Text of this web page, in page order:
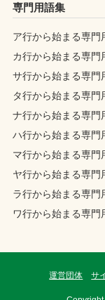
専門用語集
ア行から始まる専門
カ行から始まる専門
サ行から始まる専門
タ行から始まる専門
ナ行から始まる専門
ハ行から始まる専門
マ行から始まる専門
ヤ行から始まる専門
ラ行から始まる専門
ワ行から始まる専門
運営団体 サ